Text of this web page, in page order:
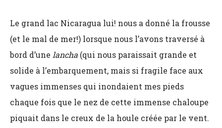
Le grand lac Nicaragua lui! nous a donné la frousse
(et le mal de mer!) lorsque nous l’avons traversé à
bord d’une lancha (qui nous paraissait grande et
solide à l’embarquement, mais si fragile face aux
vagues immenses qui inondaient mes pieds
chaque fois que le nez de cette immense chaloupe
piquait dans le creux de la houle créée par le vent.